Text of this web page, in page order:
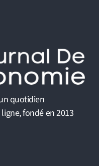
quotidien
fondé en 2013